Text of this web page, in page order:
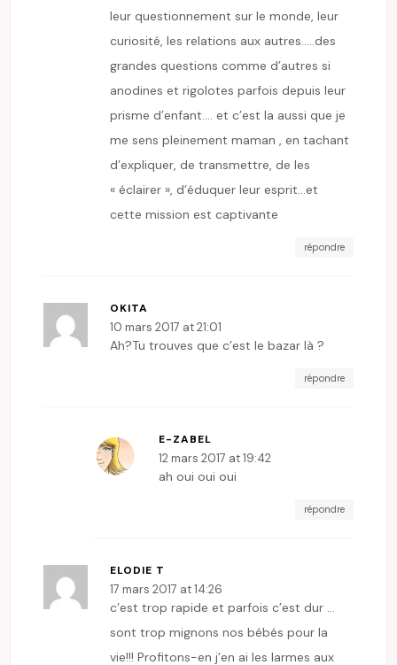
leur questionnement sur le monde, leur
curiosité, les relations aux autres…..des
grandes questions comme d’autres si
anodines et rigolotes parfois depuis leur
prisme d’enfant…. et c’est la aussi que je
me sens pleinement maman , en tachant
d’expliquer, de transmettre, de les
« éclairer », d’éduquer leur esprit…et
cette mission est captivante
répondre
OKITA
10 mars 2017 at 21:01
Ah?Tu trouves que c’est le bazar là ?
répondre
E-ZABEL
12 mars 2017 at 19:42
ah oui oui oui
répondre
ELODIE T
17 mars 2017 at 14:26
c’est trop rapide et parfois c’est dur …
sont trop mignons nos bébés pour la
vie!!! Profitons-en j’en ai les larmes aux